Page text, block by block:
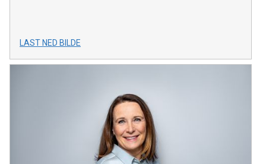
LAST NED BILDE